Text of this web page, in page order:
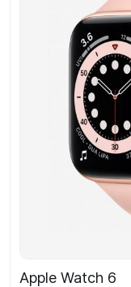
Apple Watch 6